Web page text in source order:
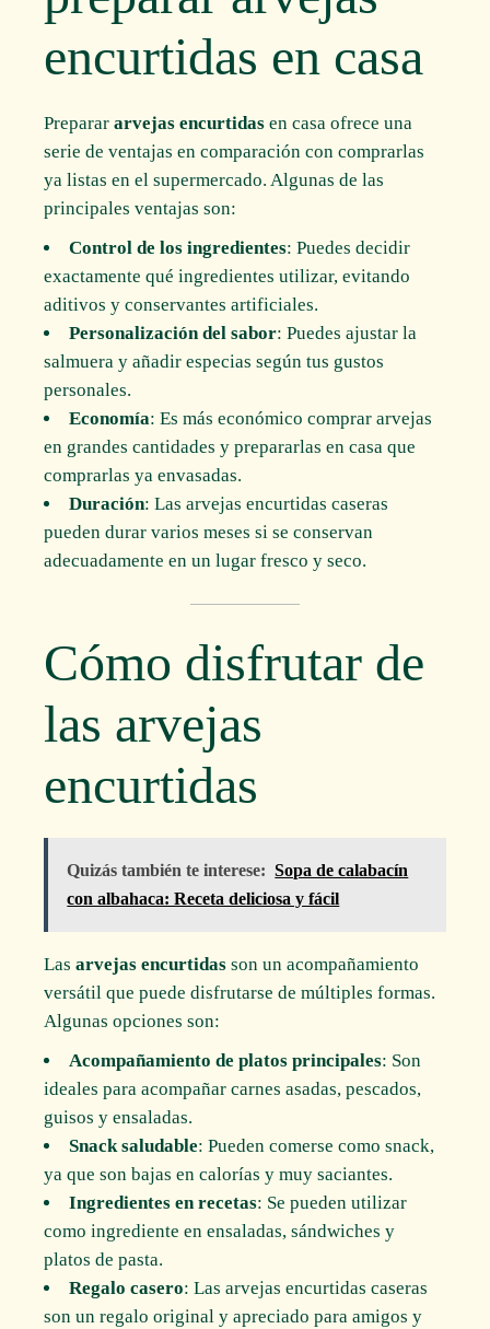
encurtidas en casa
Preparararvejas encurtidas en casa ofrece una
serie de ventajas en comparación con comprarlas
ya listas en el supermercado. Algunas de las
principales ventajas son:
Control de los ingredientes: Puedes decidir
exactamente qué ingredientes utilizar, evitando
aditivos y conservantes artificiales.
Personalización del sabor: Puedes ajustar la
salmuera y añadir especias según tus gustos
personales.
Economía: Es más económico comprar arvejas
en grandes cantidades y prepararlas en casa que
comprarlas ya envasadas.
Duración: Las arvejas encurtidas caseras
pueden durar varios meses si se conservan
adecuadamente en un lugar fresco y seco.
Cómo disfrutar de
las arvejas
encurtidas
Quizás también te interese: Sopa de calabacín
con albahaca: Receta deliciosa y fácil
Lasarvejas encurtidas son un acompañamiento
versátil que puede disfrutarse de múltiples formas.
Algunas opciones son:
Acompañamiento de platos principales: Son
ideales para acompañar carnes asadas, pescados,
guisos y ensaladas.
Snack saludable: Pueden comerse como snack,
ya que son bajas en calorías y muy saciantes.
Ingredientes en recetas: Se pueden utilizar
como ingrediente en ensaladas, sándwiches y
platos de pasta.
Regalo casero: Las arvejas encurtidas caseras
son un regalo original y apreciado para amigos y